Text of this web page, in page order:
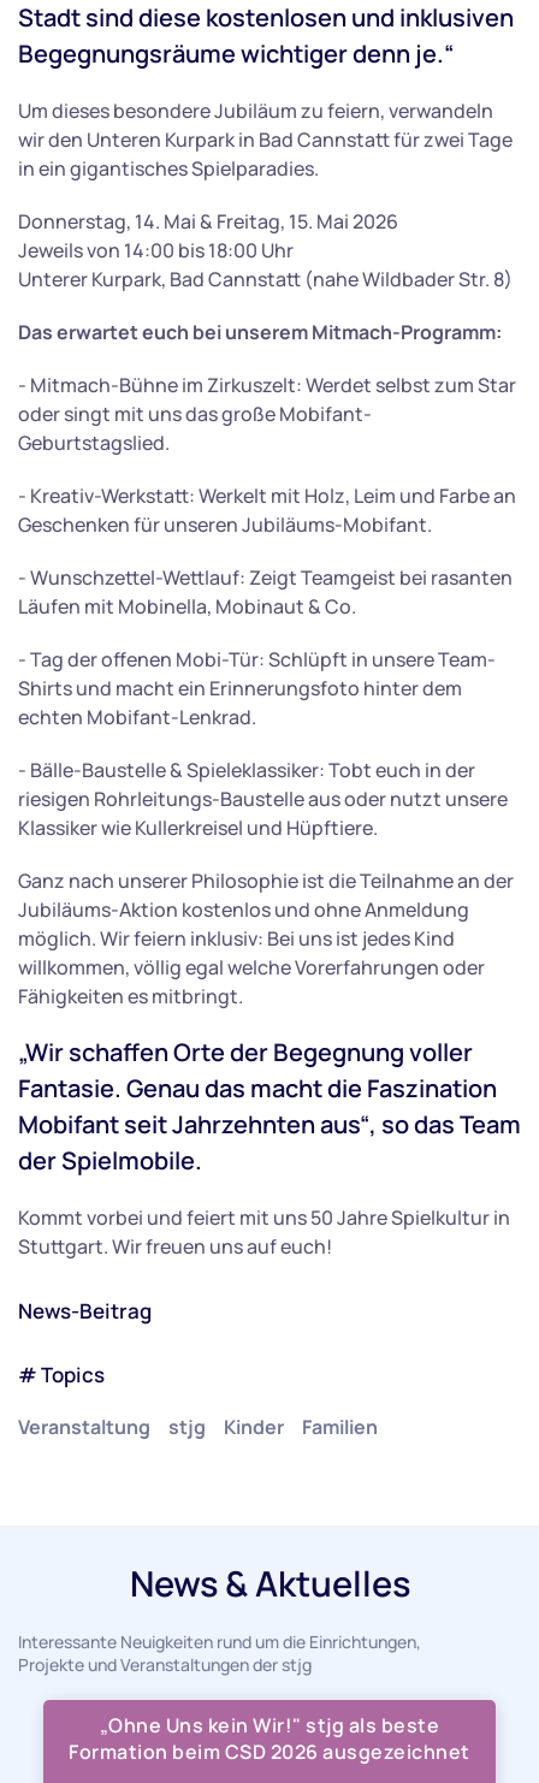
# Topics
Veranstaltung stjg Kinder Familien
Stadt sind diese kostenlosen und inklusiven
Begegnungsräume wichtiger denn je.“
Um dieses besondere Jubiläum zu feiern, verwandeln
wir den Unteren Kurpark in Bad Cannstatt für zwei Tage
in ein gigantisches Spielparadies.
Donnerstag, 14. Mai & Freitag, 15. Mai 2026
Jeweils von 14:00 bis 18:00 Uhr
Unterer Kurpark, Bad Cannstatt (nahe Wildbader Str. 8)
Das erwartet euch bei unserem Mitmach-Programm:
- Mitmach-Bühne im Zirkuszelt: Werdet selbst zum Star
oder singt mit uns das große Mobifant-
Geburtstagslied.
- Kreativ-Werkstatt: Werkelt mit Holz, Leim und Farbe an
Geschenken für unseren Jubiläums-Mobifant.
- Wunschzettel-Wettlauf: Zeigt Teamgeist bei rasanten
Läufen mit Mobinella, Mobinaut & Co.
- Tag der offenen Mobi-Tür: Schlüpft in unsere Team-
Shirts und macht ein Erinnerungsfoto hinter dem
echten Mobifant-Lenkrad.
- Bälle-Baustelle & Spieleklassiker: Tobt euch in der
riesigen Rohrleitungs-Baustelle aus oder nutzt unsere
Klassiker wie Kullerkreisel und Hüpftiere.
Ganz nach unserer Philosophie ist die Teilnahme an der
Jubiläums-Aktion kostenlos und ohne Anmeldung
möglich. Wir feiern inklusiv: Bei uns ist jedes Kind
willkommen, völlig egal welche Vorerfahrungen oder
Fähigkeiten es mitbringt.
„Wir schaffen Orte der Begegnung voller
Fantasie. Genau das macht die Faszination
Mobifant seit Jahrzehnten aus“, so das Team
der Spielmobile.
Kommt vorbei und feiert mit uns 50 Jahre Spielkultur in
Stuttgart. Wir freuen uns auf euch!
News-Beitrag
News & Aktuelles
Interessante Neuigkeiten rund um die Einrichtungen,
Projekte und Veranstaltungen der stjg
„Ohne Uns kein Wir!" stjg als beste
Formation beim CSD 2026 ausgezeichnet